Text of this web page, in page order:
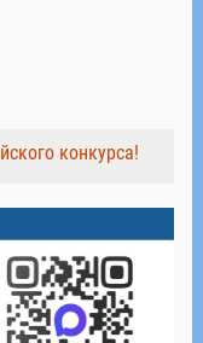
конкурса!